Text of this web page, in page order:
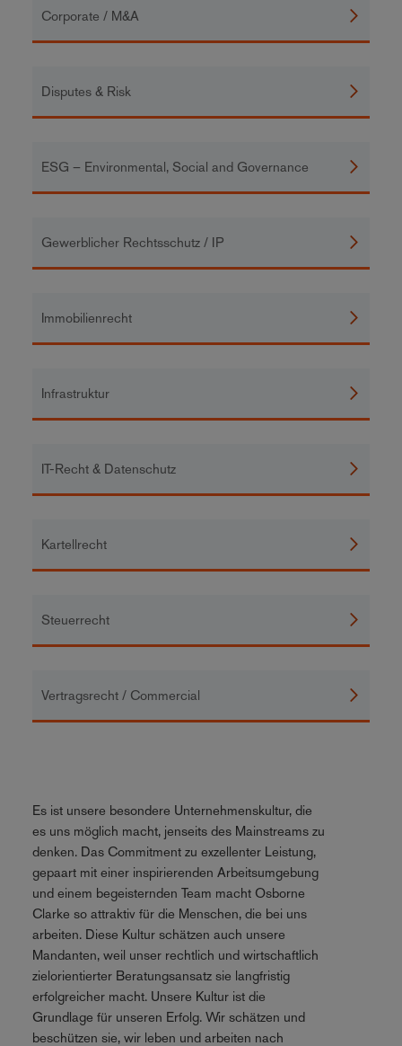
Corporate / M&A
Disputes & Risk
ESG – Environmental, Social and Governance
Gewerblicher Rechtsschutz / IP
Immobilienrecht
Infrastruktur
IT-Recht & Datenschutz
Kartellrecht
Steuerrecht
Vertragsrecht / Commercial
Es ist unsere besondere Unternehmenskultur, die
es uns möglich macht, jenseits des Mainstreams zu
denken. Das Commitment zu exzellenter Leistung,
gepaart mit einer inspirierenden Arbeitsumgebung
und einem begeisternden Team macht Osborne
Clarke so attraktiv für die Menschen, die bei uns
arbeiten. Diese Kultur schätzen auch unsere
Mandanten, weil unser rechtlich und wirtschaftlich
zielorientierter Beratungsansatz sie langfristig
erfolgreicher macht. Unsere Kultur ist die
Grundlage für unseren Erfolg. Wir schätzen und
beschützen sie, wir leben und arbeiten nach